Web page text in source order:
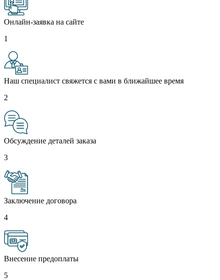
Онлайн-заявка на сайте
1
Наш специалист свяжется с вами в ближайшее время
2
Обсуждение деталей заказа
3
Заключение договора
4
Внесение предоплаты
5